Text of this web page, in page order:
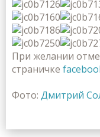
При желании
страничке
Фото: Дмитрий